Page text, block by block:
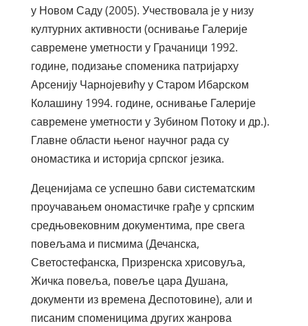
у Новом Саду (2005). Учествовала је у низу
културних активности (оснивање Галерије
савремене уметности у Грачаници 1992.
године, подизање споменика патријарху
Арсенију Чарнојевићу у Старом Ибарском
Колашину 1994. године, оснивање Галерије
савремене уметности у Зубином Потоку и др.).
Главне области њеног научног рада су
ономастика и историја српског језика.
Деценијама се успешно бави систематским
проучавањем ономастичке грађе у српским
средњовековним документима, пре свега
повељама и писмима (Дечанска,
Светостефанска, Призренска хрисовуља,
Жичка повеља, повеље цара Душана,
документи из времена Деспотовине), али и
писаним споменицима других жанрова